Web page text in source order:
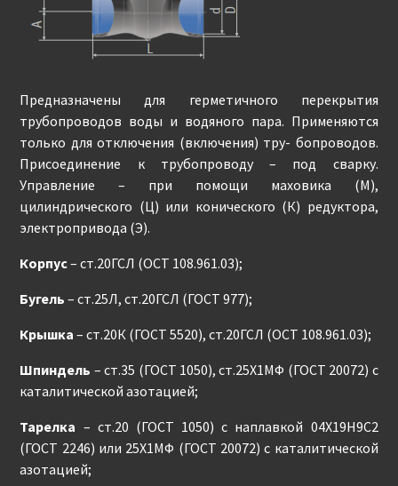
Предназначены для герметичного перекрытия
трубопроводов воды и водяного пара. Применяются
только для отключения (включения) тру- бопроводов.
Присоединение к трубопроводу – под сварку.
Управление – при помощи маховика (М),
цилиндрического (Ц) или конического (К) редуктора,
электропривода (Э).
Корпус– ст.20ГСЛ (ОСТ 108.961.03);
Бугель – ст.25Л, ст.20ГСЛ (ГОСТ 977);
Крышка – ст.20К (ГОСТ 5520), ст.20ГСЛ (ОСТ 108.961.03);
Шпиндель – ст.35 (ГОСТ 1050), ст.25Х1МФ (ГОСТ 20072) с
каталитической азотацией;
Тарелка – ст.20 (ГОСТ 1050) с наплавкой 04Х19Н9С2
(ГОСТ 2246) или 25Х1МФ (ГОСТ 20072) с каталитической
азотацией;